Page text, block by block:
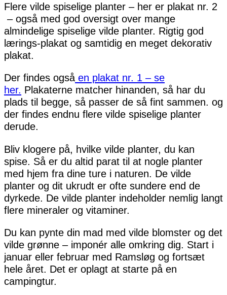
Flere vilde spiselige planter – her er plakat nr. 2
– også med god oversigt over mange
almindelige spiselige vilde planter. Rigtig god
lærings-plakat og samtidig en meget dekorativ
plakat.
Der findes også en plakat nr. 1 – se
her. Plakaterne matcher hinanden, så har du
plads til begge, så passer de så fint sammen. og
der findes endnu flere vilde spiselige planter
derude.
Bliv klogere på, hvilke vilde planter, du kan
spise. Så er du altid parat til at nogle planter
med hjem fra dine ture i naturen. De vilde
planter og dit ukrudt er ofte sundere end de
dyrkede. De vilde planter indeholder nemlig langt
flere mineraler og vitaminer.
Du kan pynte din mad med vilde blomster og det
vilde grønne – imponér alle omkring dig. Start i
januar eller februar med Ramsløg og fortsæt
hele året. Det er oplagt at starte på en
campingtur.